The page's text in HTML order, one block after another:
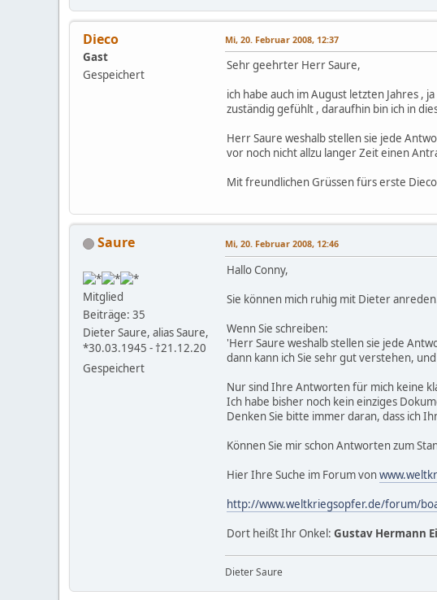
Dieco
Gast
Gespeichert
Mi, 20. Februar 2008, 12:37
Sehr geehrter Herr Saure,
ich habe auch im August letzten Jahres ,
zuständig gefühlt , daraufhin bin ich in
Herr Saure weshalb stellen sie jede
vor noch nicht allzu langer Zeit einen
Mit freundlichen Grüssen fürs erste Dieco
Saure
Mitglied
Beiträge: 35
Dieter Saure, alias Saure,
*30.03.1945 - †21.12.20
Gespeichert
Mi, 20. Februar 2008, 12:46
Hallo Conny,
Sie können mich ruhig mit Dieter
Wenn Sie schreiben:
'Herr Saure weshalb stellen sie jede
dann kann ich Sie sehr gut verstehen,
Nur sind Ihre Antworten für mich keine
Ich habe bisher noch kein einziges
Denken Sie bitte immer daran, dass ich
Können Sie mir schon Antworten zum
Hier Ihre Suche im Forum von
http://www.weltkriegsopfer.de/forum/
Dort heißt Ihr Onkel: Gustav Hermann
Dieter Saure